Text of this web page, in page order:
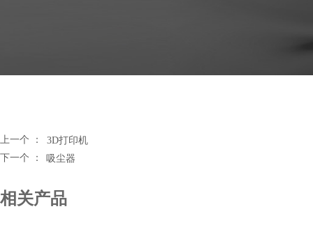
3D打印机
上一个 ：
吸尘器
下一个 ：
相关产品